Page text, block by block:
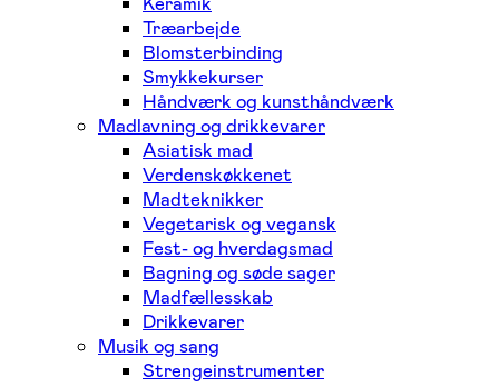
Træarbejde
Blomsterbinding
Smykkekurser
Håndværk og kunsthåndværk
Madlavning og drikkevarer
Asiatisk mad
Verdenskøkkenet
Madteknikker
Vegetarisk og vegansk
Fest- og hverdagsmad
Bagning og søde sager
Madfællesskab
Drikkevarer
Musik og sang
Strengeinstrumenter